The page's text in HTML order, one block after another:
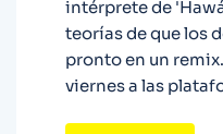
intérprete de
teorías de que los
pronto en un
viernes a las